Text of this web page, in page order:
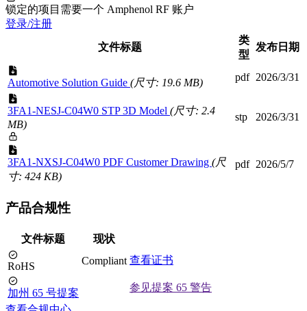
锁定的项目需要一个 Amphenol RF 账户
登录/注册
文件标题
类
型
发布日期
Automotive Solution Guide (尺寸: 19.6 MB) pdf 2026/3/31
3FA1-NESJ-C04W0 STP 3D Model (尺寸: 2.4
MB)
stp 2026/3/31
3FA1-NXSJ-C04W0 PDF Customer Drawing (尺
寸: 424 KB)
pdf 2026/5/7
产品合规性
文件标题 现状
RoHS Compliant 查看证书
加州 65 号提案
参见提案 65 警告